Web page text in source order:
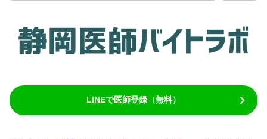
LINEで医師登録（無料）